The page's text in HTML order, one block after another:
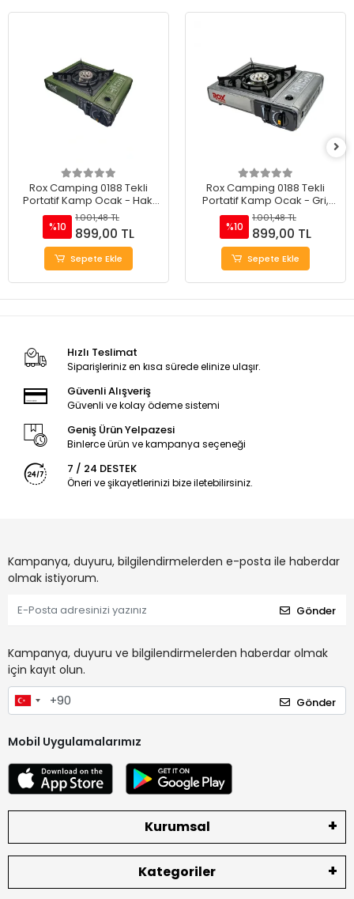
Rox Camping 0188 Tekli
Portatif Kamp Ocak - Haki
Yeşil, Rüzgarlıklı, Ekstra Gaz
Girişli
%10
1.001,48 TL
899,00 TL
Sepete Ekle
Rox Camping 0188 Tekli
Portatif Kamp Ocak - Gri,
Rüzgarlıklı, Ekstra Gaz Girişli
%10
1.001,48 TL
899,00 TL
Sepete Ekle
Hızlı Teslimat
Siparişleriniz en kısa sürede elinize ulaşır.
Güvenli Alışveriş
Güvenli ve kolay ödeme sistemi
Geniş Ürün Yelpazesi
Binlerce ürün ve kampanya seçeneği
7 / 24 DESTEK
Öneri ve şikayetlerinizi bize iletebilirsiniz.
Kampanya, duyuru, bilgilendirmelerden e-posta ile haberdar
olmak istiyorum.
Gönder
Kampanya, duyuru ve bilgilendirmelerden haberdar olmak
için kayıt olun.
Gönder
Mobil Uygulamalarımız
Kurumsal
Kategoriler